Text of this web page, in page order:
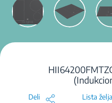
Deli Lista želja